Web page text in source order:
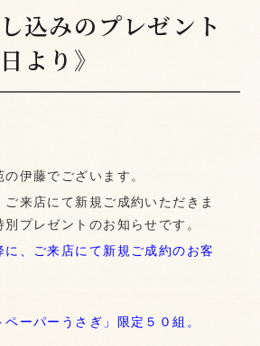
込みのプレゼント
より》
伊藤でございます。
来店にて新規ご成約いただきま
別プレゼントのお知らせです。
に、ご来店にて新規ご成約のお客
ペーパーうさぎ」限定５０組。